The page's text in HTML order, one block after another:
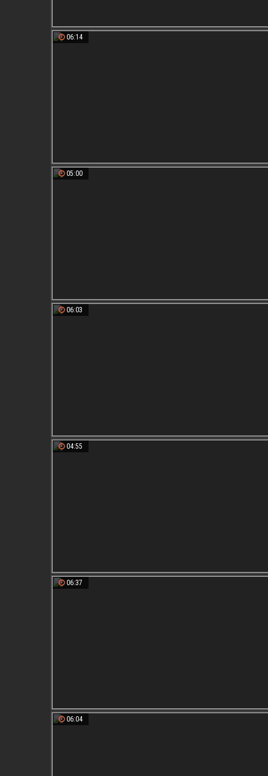
06:14
05:00
06:03
04:55
06:37
06:04